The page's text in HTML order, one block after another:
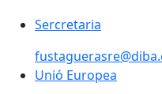
Sercretaria
Unió Europea
Unió Europea